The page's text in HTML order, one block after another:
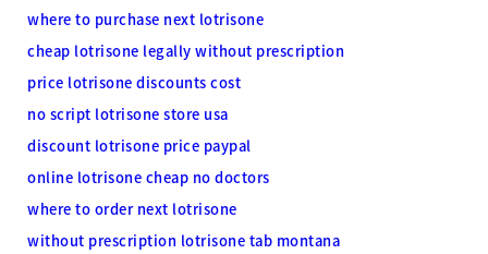
where to purchase next lotrisone
cheap lotrisone legally without prescription
price lotrisone discounts cost
no script lotrisone store usa
discount lotrisone price paypal
online lotrisone cheap no doctors
where to order next lotrisone
without prescription lotrisone tab montana